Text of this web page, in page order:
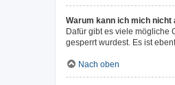
Warum kann ich mich nicht
Dafür gibt es viele mögliche
gesperrt wurdest. Es ist
Nach oben